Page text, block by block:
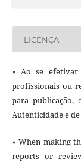
LICENÇA
» Ao se efetivar
profissionais ou
para publicação,
Autenticidade e
» When making
reports or